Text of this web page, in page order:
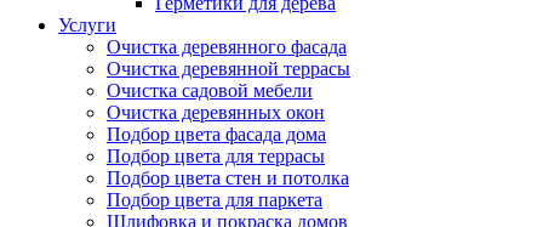
Услуги
Очистка деревянного фасада
Очистка деревянной террасы
Очистка садовой мебели
Очистка деревянных окон
Подбор цвета фасада дома
Подбор цвета для террасы
Подбор цвета стен и потолка
Подбор цвета для паркета
Шлифовка и покраска домов